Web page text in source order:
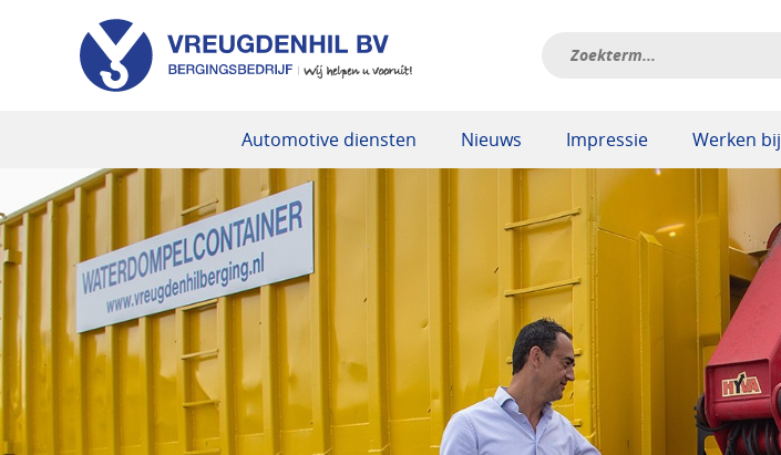
Automotive diensten Nieuws Impressie Werken bij